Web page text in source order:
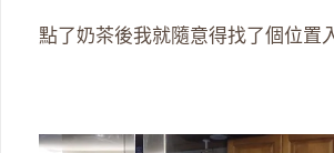
點了奶茶後我就隨意得找了個位置